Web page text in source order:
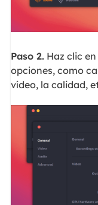
Paso 2.Haz clic
opciones, como
vídeo, la calidad,